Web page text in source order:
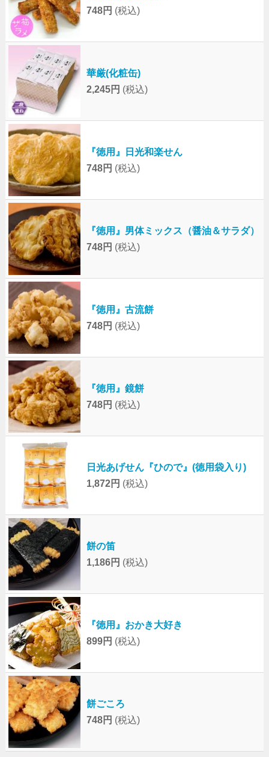
748円 (税込)
華厳(化粧缶)
2,245円 (税込)
『徳用』日光和楽せん
748円 (税込)
『徳用』男体ミックス（醤油＆サラダ）
748円 (税込)
『徳用』古流餅
748円 (税込)
『徳用』鏡餅
748円 (税込)
日光あげせん『ひので』(徳用袋入り)
1,872円 (税込)
餅の笛
1,186円 (税込)
『徳用』おかき大好き
899円 (税込)
餅ごころ
748円 (税込)